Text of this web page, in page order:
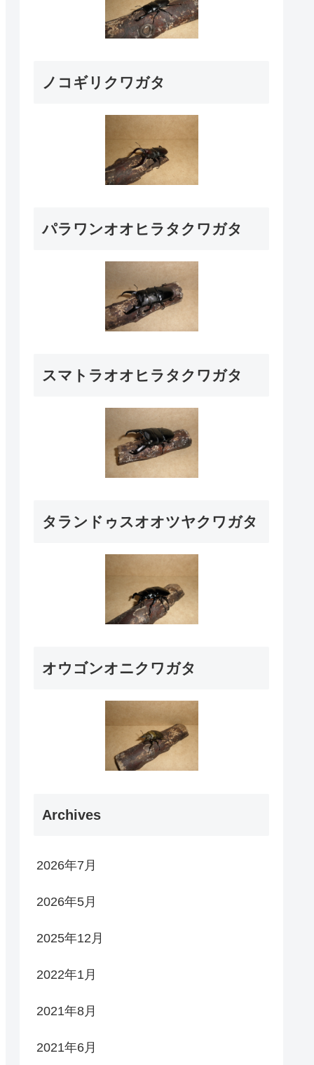
ノコギリクワガタ
パラワンオオヒラタクワガタ
スマトラオオヒラタクワガタ
タランドゥスオオツヤクワガタ
オウゴンオニクワガタ
Archives
2026年7月
2026年5月
2025年12月
2022年1月
2021年8月
2021年6月